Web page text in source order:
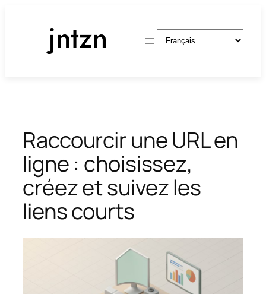
Choisir
une
Raccourcir une URL en
ligne : choisissez,
créez et suivez les
liens courts